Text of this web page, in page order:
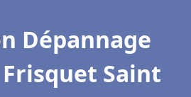
Dépannage
Saint